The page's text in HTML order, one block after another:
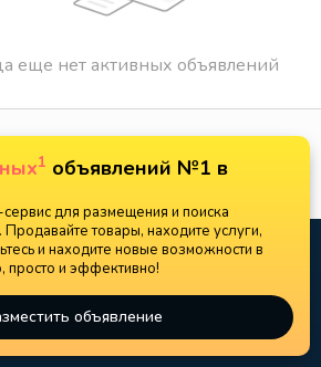
еще нет активных объявлений
1 объявлений №1 в
для размещения и поиска
товары, находите услуги,
и находите новые возможности в
просто и эффективно!
объявление